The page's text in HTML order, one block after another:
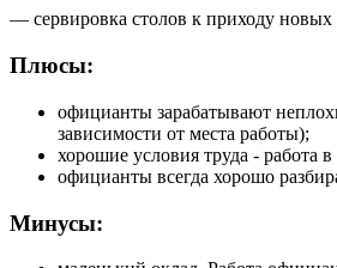
— сервировка столов к приходу новых
Плюсы:
официанты зарабатывают
зависимости от места работы);
хорошие условия труда - работа
официанты всегда хорошо
Минусы: